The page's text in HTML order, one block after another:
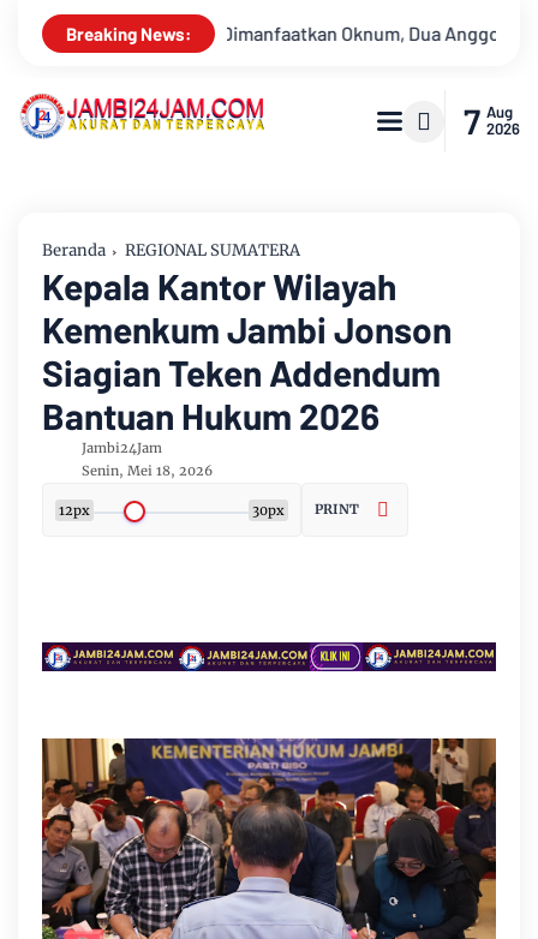
Breaking News:
Anggota Polda Jambi Diduga Tipu Calon Bintara dengan
7 Aug
2026
Beranda REGIONAL SUMATERA
Kepala Kantor Wilayah
Kemenkum Jambi Jonson
Siagian Teken Addendum
Bantuan Hukum 2026
Jambi24Jam
Senin, Mei 18, 2026
12px 30px PRINT